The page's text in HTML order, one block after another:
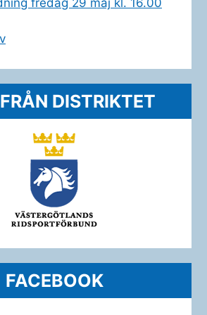
fredag 29 maj kl. 16.00
DISTRIKTET
FACEBOOK